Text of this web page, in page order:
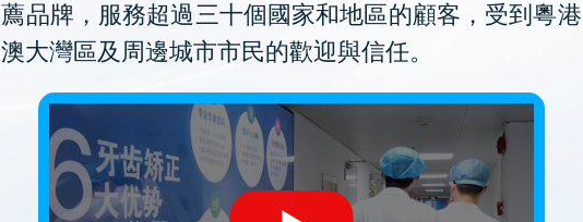
薦品牌，服務超過三十個國家和地區的顧客，受到粵港
澳大灣區及周邊城市市民的歡迎與信任。